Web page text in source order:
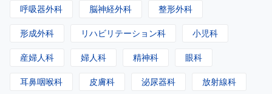
呼吸器外科 脳神経外科 整形外科
形成外科 リハビリテーション科 小児科
産婦人科 婦人科 精神科 眼科
耳鼻咽喉科 皮膚科 泌尿器科 放射線科